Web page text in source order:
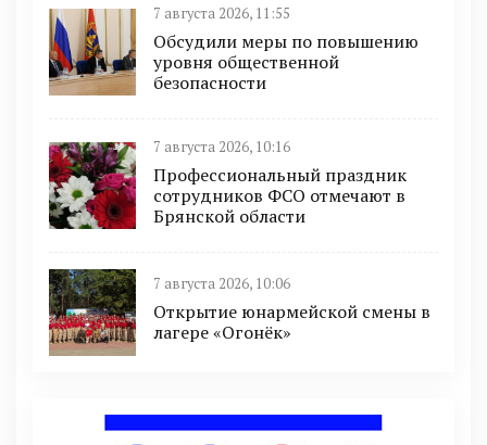
7 августа 2026, 11:55
Обсудили меры по повышению
уровня общественной
безопасности
7 августа 2026, 10:16
Профессиональный праздник
сотрудников ФСО отмечают в
Брянской области
7 августа 2026, 10:06
Открытие юнармейской смены в
лагере «Огонёк»